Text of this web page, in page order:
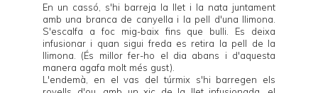
En un cassó, s'hi barreja la llet i la nata juntament
amb una branca de canyella i la pell d'una llimona.
S'escalfa a foc mig-baix fins que bulli. Es deixa
infusionar i quan sigui freda es retira la pell de la
llimona. (És millor fer-ho el dia abans i d'aquesta
manera agafa molt més gust).
L'endemà, en el vas del túrmix s'hi barregen els